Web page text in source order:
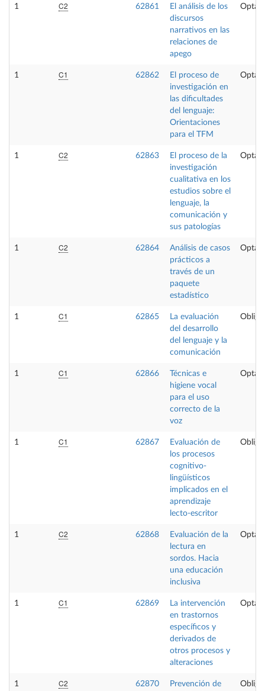
1 C2 62861
El análisis de los
discursos
narrativos en las
relaciones de
apego
1 C1 62862
El proceso de
investigación en
las dificultades
del lenguaje:
Orientaciones
para el TFM
1 C2 62863
El proceso de la
investigación
cualitativa en los
estudios sobre el
lenguaje, la
comunicación y
sus patologías
1 C2 62864
Análisis de casos
prácticos a
través de un
paquete
estadístico
1 C1 62865
La evaluación
del desarrollo
del lenguaje y la
comunicación
1 C1 62866
Técnicas e
higiene vocal
para el uso
correcto de la
voz
1 C1 62867
Evaluación de
los procesos
cognitivo-
lingüísticos
implicados en el
aprendizaje
lecto-escritor
1 C2 62868
Evaluación de la
lectura en
sordos. Hacia
una educación
inclusiva
1 C1 62869
La intervención
en trastornos
específicos y
derivados de
otros procesos y
alteraciones
1 C2 62870
Prevención de